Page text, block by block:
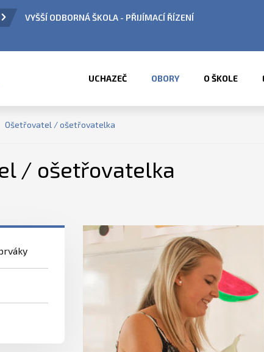
ÚŘEDNÍ HODINY V OBDOBÍ LETNÍCH PRÁZDNIN
UCHAZEČ OBORY O ŠKOLE
Ošetřovatel / ošetřovatelka
/ ošetřovatelka